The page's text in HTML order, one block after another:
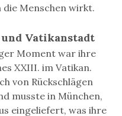
die Menschen wirkt.
und Vatikanstadt
Moment war ihre
XXIII. im Vatikan.
von Rückschlägen
musste in München,
eingeliefert, was ihre